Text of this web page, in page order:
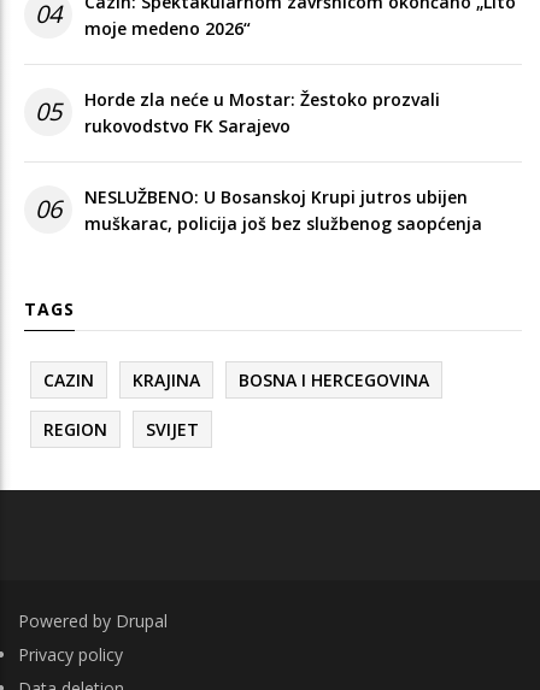
04
moje medeno 2026“
05
Horde zla neće u Mostar: Žestoko prozvali
rukovodstvo FK Sarajevo
06
NESLUŽBENO: U Bosanskoj Krupi jutros ubijen
muškarac, policija još bez službenog saopćenja
TAGS
CAZIN KRAJINA BOSNA I HERCEGOVINA
REGION SVIJET
Powered by Drupal
FOOTER
Privacy policy